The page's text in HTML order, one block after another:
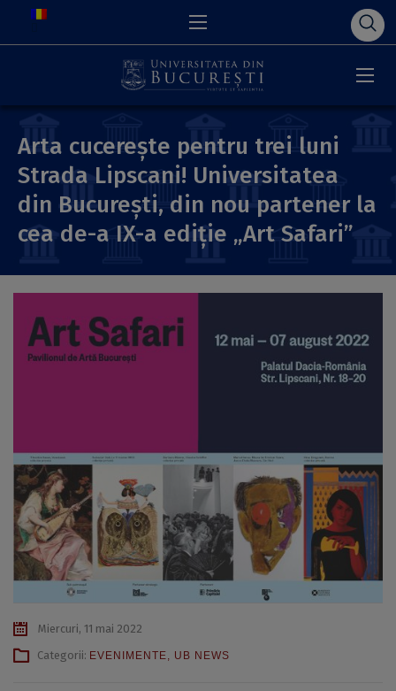
Arta cucerește pentru trei luni
Strada Lipscani! Universitatea
din București, din nou partener la
cea de-a IX-a ediție „Art Safari”
Miercuri, 11 mai 2022
Categorii: EVENIMENTE, UB NEWS